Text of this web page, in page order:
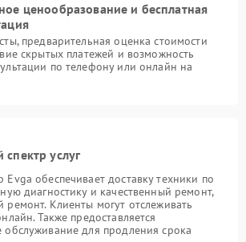
ценообразование и бесплатная
предварительная оценка стоимости
скрытых платежей и возможность
по телефону или онлайн на
услуг
обеспечивает доставку техники по
диагностику и качественный ремонт,
ремонт. Клиенты могут отслеживать
Также предоставляется
обслуживание для продления срока